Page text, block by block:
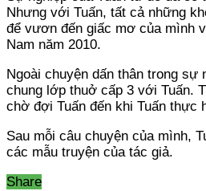
Nhưng với Tuấn, tất cả những
để vươn đến giấc mơ của mình
Nam năm 2010.
Ngoài chuyện dấn thân trong sự
chung lớp thuở cấp 3 với Tuấn.
chờ đợi Tuấn đến khi Tuấn thực
Sau mỗi câu chuyện của mình,
các mẫu truyện của tác giả.
Share